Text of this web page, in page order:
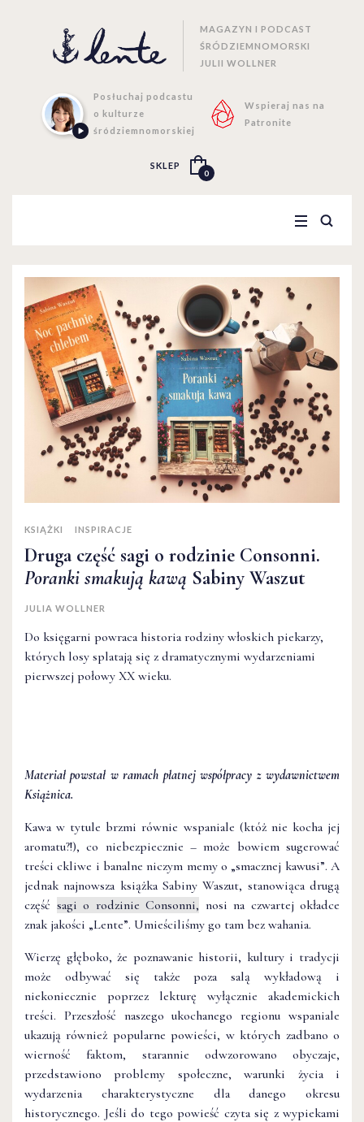
MAGAZYN I PODCAST
ŚRÓDZIEMNOMORSKI
JULII WOLLNER
Posłuchaj podcastu
o kulturze
śródziemnomorskiej
Wspieraj nas na
Patronite
SKLEP
0
KSIĄŻKI INSPIRACJE
Druga część sagi o rodzinie Consonni.
Poranki smakują kawą Sabiny Waszut
JULIA WOLLNER
Do księgarni powraca historia rodziny włoskich piekarzy,
których losy splatają się z dramatycznymi wydarzeniami
pierwszej połowy XX wieku.
Materiał powstał w ramach płatnej współpracy z wydawnictwem
Książnica.
Kawa w tytule brzmi równie wspaniale (któż nie kocha jej
aromatu?!), co niebezpiecznie – może bowiem sugerować
treści ckliwe i banalne niczym memy o „smacznej kawusi”. A
jednak najnowsza książka Sabiny Waszut, stanowiąca drugą
część sagi o rodzinie Consonni, nosi na czwartej okładce
znak jakości „Lente”. Umieściliśmy go tam bez wahania.
Wierzę głęboko, że poznawanie historii, kultury i tradycji
może odbywać się także poza salą wykładową i
niekoniecznie poprzez lekturę wyłącznie akademickich
treści. Przeszłość naszego ukochanego regionu wspaniale
ukazują również popularne powieści, w których zadbano o
wierność faktom, starannie odwzorowano obyczaje,
przedstawiono problemy społeczne, warunki życia i
wydarzenia charakterystyczne dla danego okresu
historycznego. Jeśli do tego powieść czyta się z wypiekami